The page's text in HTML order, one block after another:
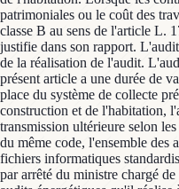
patrimoniales ou le coût des
classe B au sens de l'article L.
justifie dans son rapport.
de la réalisation de l'audit.
présent article a une durée de
place du système de collecte
construction et de l'habitation,
transmission ultérieure selon
du même code, l'ensemble des
fichiers informatiques
par arrêté du ministre chargé